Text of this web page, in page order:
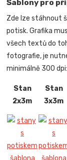
Šablony pro
Zde lze stáhnout
potisk. Grafika
všech textů do
fotografie, je
minimálně 300 dpi:
Stan
2x3m
Stan
3x3m